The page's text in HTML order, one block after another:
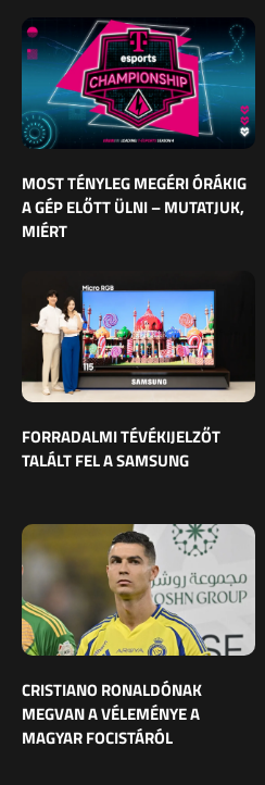
MOST TÉNYLEG MEGÉRI ÓRÁKIG
A GÉP ELŐTT ÜLNI – MUTATJUK,
MIÉRT
FORRADALMI TÉVÉKIJELZŐT
TALÁLT FEL A SAMSUNG
CRISTIANO RONALDÓNAK
MEGVAN A VÉLEMÉNYE A
MAGYAR FOCISTÁRÓL